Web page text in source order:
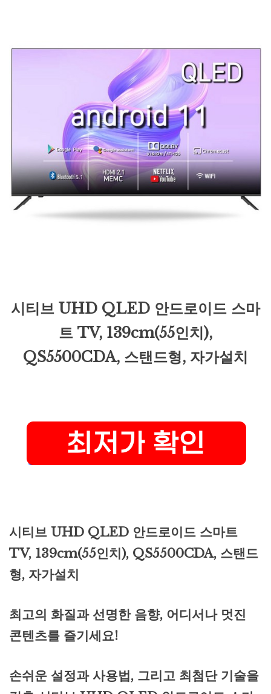
시티브 UHD QLED 안드로이드 스마
트 TV, 139cm(55인치),
QS5500CDA, 스탠드형, 자가설치
시티브 UHD QLED 안드로이드 스마트
TV, 139cm(55인치), QS5500CDA, 스탠드
형, 자가설치
최고의 화질과 선명한 음향, 어디서나 멋진
콘텐츠를 즐기세요!
손쉬운 설정과 사용법, 그리고 최첨단 기술을